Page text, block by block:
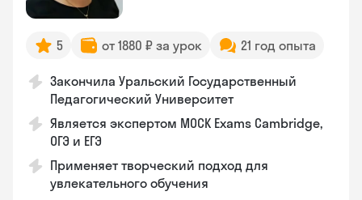
5 от 1880 ₽ за урок 21 год опыта
Закончила Уральский Государственный
Педагогический Университет
Является экспертом MOCK Exams Cambridge,
ОГЭ и ЕГЭ
Применяет творческий подход для
увлекательного обучения